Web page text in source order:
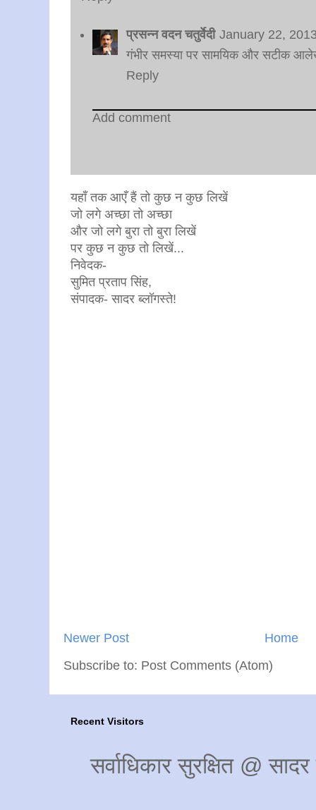
प्रसन्न वदन चतुर्वेदी January 22,
गंभीर समस्या पर सामयिक और सटीक
Reply
Add comment
यहाँ तक आएँ हैं तो कुछ न कुछ लिखें
जो लगे अच्छा तो अच्छा
और जो लगे बुरा तो बुरा लिखें
पर कुछ न कुछ तो लिखें...
निवेदक-
सुमित प्रताप सिंह,
संपादक- सादर ब्लॉगस्ते!
Newer Post
Home
Subscribe to: Post Comments (Atom)
Recent Visitors
सर्वाधिकार सुरक्षित @